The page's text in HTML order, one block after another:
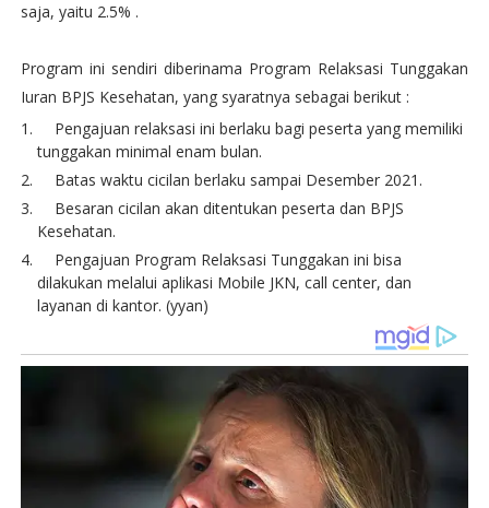
saja, yaitu 2.5% .
Program ini sendiri diberinama Program Relaksasi Tunggakan
Iuran BPJS Kesehatan, yang syaratnya sebagai berikut :
Pengajuan relaksasi ini berlaku bagi peserta yang memiliki
tunggakan minimal enam bulan.
Batas waktu cicilan berlaku sampai Desember 2021.
Besaran cicilan akan ditentukan peserta dan BPJS
Kesehatan.
Pengajuan Program Relaksasi Tunggakan ini bisa
dilakukan melalui aplikasi Mobile JKN, call center, dan
layanan di kantor. (yyan)